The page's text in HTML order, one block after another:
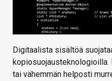
Digitaalista sisältöä
kopiosuojausteknologioilla.
tai vähemmän helposti